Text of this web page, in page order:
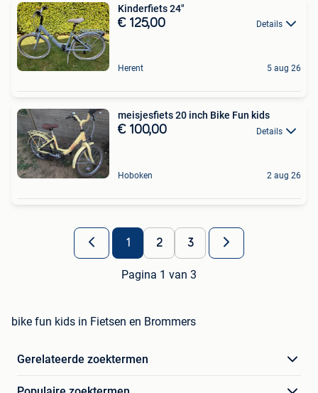
Kinderfiets 24"
€ 125,00 Details
Herent 5 aug 26
meisjesfiets 20 inch Bike Fun kids
€ 100,00 Details
Hoboken 2 aug 26
1 2 3
Pagina 1 van 3
bike fun kids in Fietsen en Brommers
Gerelateerde zoektermen